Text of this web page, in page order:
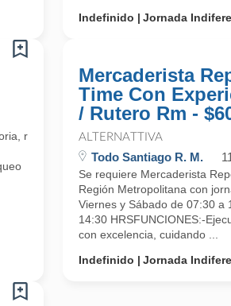
Indefinido
Jornada
requiere incorporar a su equipo a
Mercaderista
Time Con
/ Rutero Rm -
ALTERNATTIVA
Todo Santiago R. M.
Se requiere Mercaderista
Región Metropolitana con
Viernes y Sábado de 07:30 a
14:30 HRSFUNCIONES:-
con excelencia, cuidando ...
Indefinido
Jornada